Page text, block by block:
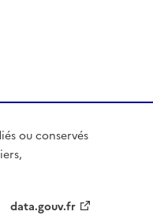
ou conservés
data.gouv.fr